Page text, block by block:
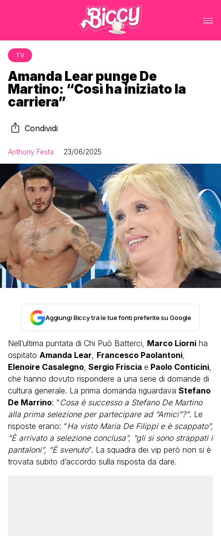
TV
Amanda Lear punge De
Martino: “Così ha iniziato la
carriera”
Condividi
Anthony Festa 23/06/2025
Aggiungi Biccy tra le tue fonti preferite su Google
Nell’ultima puntata di Chi Può Batterci, Marco Liorni ha
ospitato Amanda Lear, Francesco Paolantoni,
Elenoire Casalegno, Sergio Friscia e Paolo Conticini,
che hanno dovuto rispondere a una serie di domande di
cultura generale. La prima domanda riguardava Stefano
De Marrino: “Cosa è successo a Stefano De Martino
alla prima selezione per partecipare ad “Amici”?”. Le
risposte erano: “Ha visto Maria De Filippi e è scappato”,
“È arrivato a selezione conclusa”, “gli si sono strappati i
pantaloni”, “È svenuto“. La squadra dei vip però non si è
trovata subito d’accordo sulla risposta da dare.